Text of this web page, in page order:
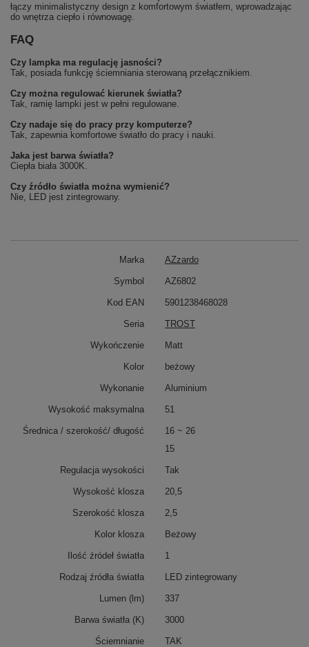
łączy minimalistyczny design z komfortowym światłem, wprowadzając
do wnętrza ciepło i równowagę.
FAQ
Czy lampka ma regulację jasności?
Tak, posiada funkcję ściemniania sterowaną przełącznikiem.
Czy można regulować kierunek światła?
Tak, ramię lampki jest w pełni regulowane.
Czy nadaje się do pracy przy komputerze?
Tak, zapewnia komfortowe światło do pracy i nauki.
Jaka jest barwa światła?
Ciepła biała 3000K.
Czy źródło światła można wymienić?
Nie, LED jest zintegrowany.
Marka AZzardo
Symbol AZ6802
Kod EAN 5901238468028
Seria TROST
Wykończenie Matt
Kolor beżowy
Wykonanie Aluminium
Wysokość maksymalna 51
Średnica / szerokość/ długość
16 ~ 26
15
Regulacja wysokości Tak
Wysokość klosza 20,5
Szerokość klosza 2,5
Kolor klosza Beżowy
Ilość źródeł światła 1
Rodzaj źródła światła LED zintegrowany
Lumen (lm) 337
Barwa światła (K) 3000
Ściemnianie TAK